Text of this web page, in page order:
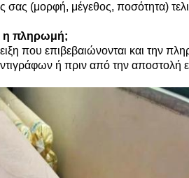
σας (μορφή, μέγεθος, ποσότητα)
η πληρωμή;
που επιβεβαιώνονται και την
ή πριν από την αποστολή